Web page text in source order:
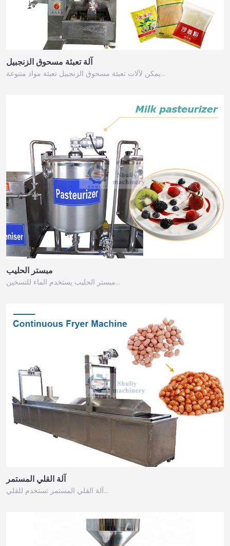
آلة تعبئة مسحوق الزنجبيل
يمكن لآلات تعبئة مسحوق الزنجبيل تعبئة مواد متنوعة…
مبستر الحليب
مبستر الحليب يستخدم الماء للتسخين…
آلة القلي المستمر
آلة القلي المستمر تستخدم للقلي…